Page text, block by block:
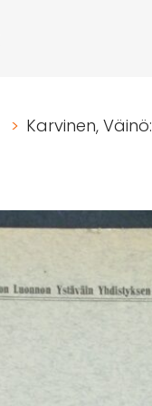
> Karvinen,